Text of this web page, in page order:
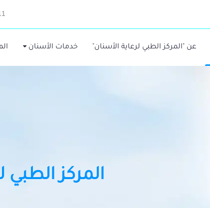
عن "المركز الطبي لرعاية الأسنان" خدمات الأسنان
المركز الطبي